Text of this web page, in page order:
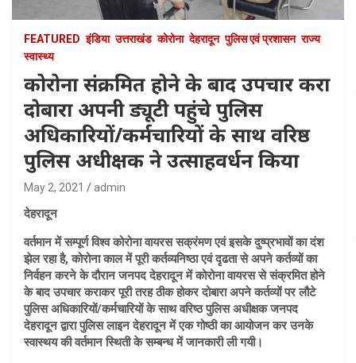
FEATURED इंडिया उत्तराखंड कोरोना देहरादून पुलिस एवं प्रशासन राज्य
स्वास्थ्य
कोरोना संक्रमित होने के बाद उपचार करा
दोबारा अपनी ड्यूटी पहुंचे पुलिस
अधिकारियों/कर्मचारियों के साथ वरिष्ठ
पुलिस अधीक्षक ने उत्साहवर्धन किया
May 2, 2021 admin
देहरादून
वर्तमान में सम्पूर्ण विश्व कोरोना वायरस सक्रंमण एवं इसके दुष्प्रभावों का दंश
झेल रहा है, कोरोना काल में पूरी कर्तव्यनिष्ठा एवं दृढता से अपने कर्तव्यों का
निर्वहन करने के दौरान जनपद देहरादून में कोरोना वायरस से संक्रमित होने
के बाद उपचार कराकर पूरी तरह ठीक होकर दोबारा अपने कर्तव्यों पर लौटे
पुलिस अधिकारियों/कर्मचारियों के साथ वरिष्ठ पुलिस अधीक्षक जनपद
देहरादून द्वारा पुलिस लाइन देहरादून में एक गोष्ठी का आयोजन कर उनके
स्वास्थय की वर्तमान स्थिती के सम्बन्ध में जानकारी ली गयी।